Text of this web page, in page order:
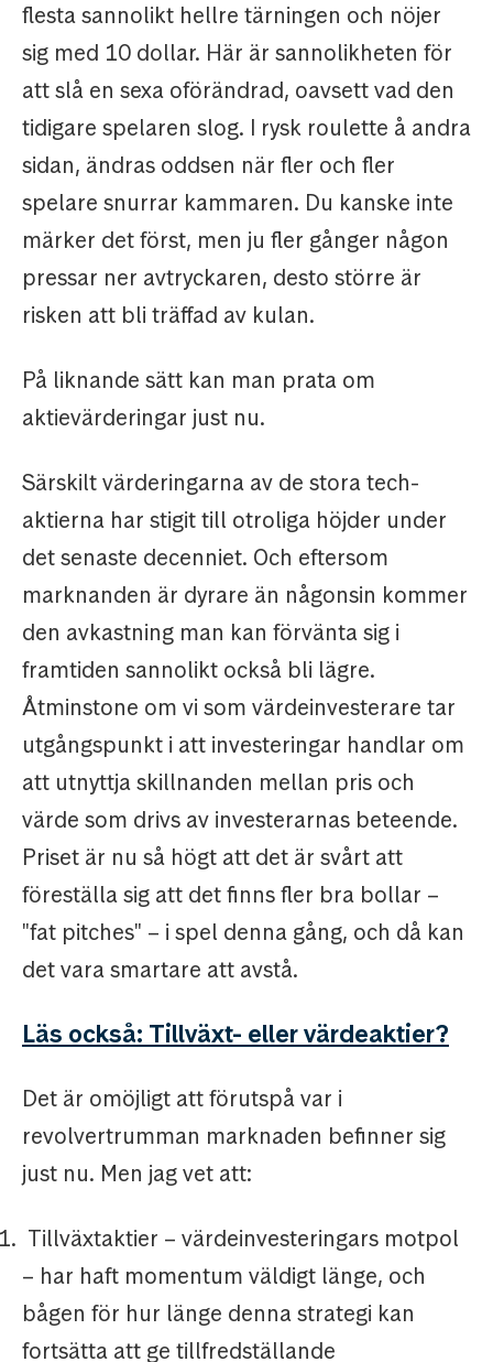
flesta sannolikt hellre tärningen och nöjer
sig med 10 dollar. Här är sannolikheten för
att slå en sexa oförändrad, oavsett vad den
tidigare spelaren slog. I rysk roulette å andra
sidan, ändras oddsen när fler och fler
spelare snurrar kammaren. Du kanske inte
märker det först, men ju fler gånger någon
pressar ner avtryckaren, desto större är
risken att bli träffad av kulan.
På liknande sätt kan man prata om
aktievärderingar just nu.
Särskilt värderingarna av de stora tech-
aktierna har stigit till otroliga höjder under
det senaste decenniet. Och eftersom
marknanden är dyrare än någonsin kommer
den avkastning man kan förvänta sig i
framtiden sannolikt också bli lägre.
Åtminstone om vi som värdeinvesterare tar
utgångspunkt i att investeringar handlar om
att utnyttja skillnanden mellan pris och
värde som drivs av investerarnas beteende.
Priset är nu så högt att det är svårt att
föreställa sig att det finns fler bra bollar –
"fat pitches" – i spel denna gång, och då kan
det vara smartare att avstå.
Läs också: Tillväxt- eller värdeaktier?
Det är omöjligt att förutspå var i
revolvertrumman marknaden befinner sig
just nu. Men jag vet att:
Tillväxtaktier – värdeinvesteringars motpol
– har haft momentum väldigt länge, och
bågen för hur länge denna strategi kan
fortsätta att ge tillfredställande